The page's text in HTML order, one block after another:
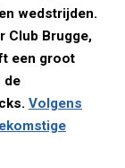
wedstrijden.
Club Brugge,
een groot
de
Volgens